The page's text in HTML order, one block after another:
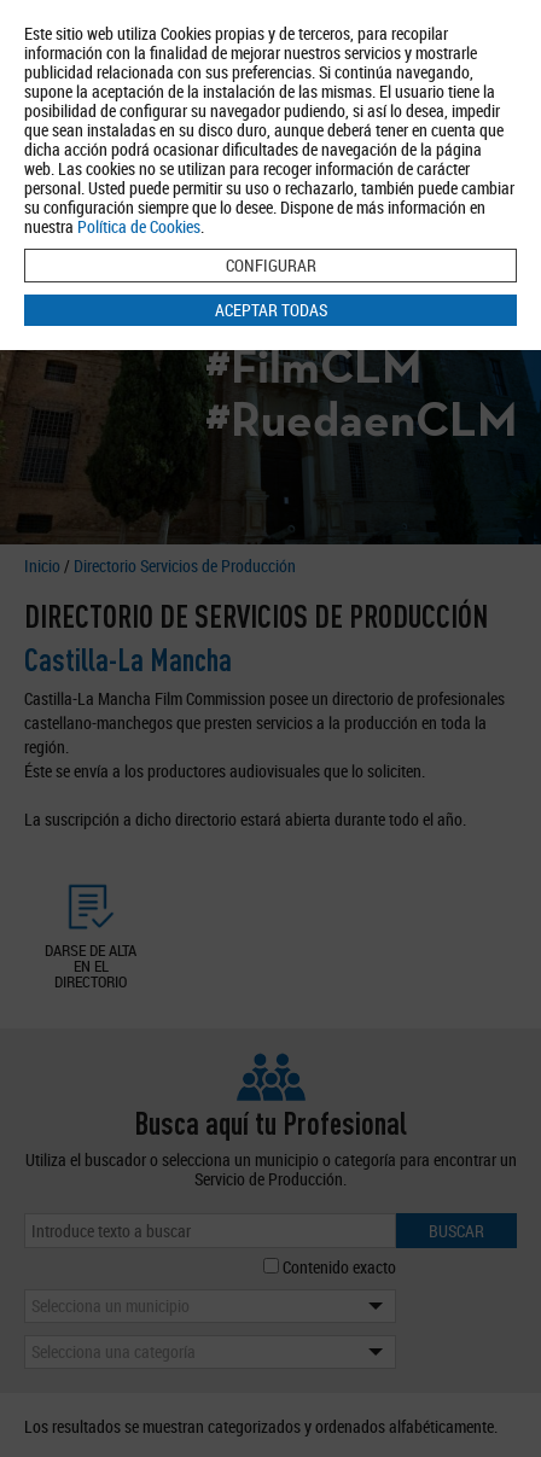
Este sitio web utiliza Cookies propias y de terceros, para recopilar
información con la finalidad de mejorar nuestros servicios y mostrarle
publicidad relacionada con sus preferencias. Si continúa navegando,
supone la aceptación de la instalación de las mismas. El usuario tiene la
posibilidad de configurar su navegador pudiendo, si así lo desea, impedir
que sean instaladas en su disco duro, aunque deberá tener en cuenta que
dicha acción podrá ocasionar dificultades de navegación de la página
web. Las cookies no se utilizan para recoger información de carácter
personal. Usted puede permitir su uso o rechazarlo, también puede cambiar
su configuración siempre que lo desee. Dispone de más información en
nuestra Política de Cookies.
CONFIGURAR
ACEPTAR TODAS
Quiénes somos Turismo Política de Privacidad Aviso Legal
Política de Cookies
BUSCAR
#FilmCLM
#RuedaenCLM
Inicio / Directorio Servicios de Producción
DIRECTORIO DE SERVICIOS DE PRODUCCIÓN
Castilla-La Mancha
Castilla-La Mancha Film Commission posee un directorio de profesionales
castellano-manchegos que presten servicios a la producción en toda la
región.
Éste se envía a los productores audiovisuales que lo soliciten.
La suscripción a dicho directorio estará abierta durante todo el año.
DARSE DE ALTA
EN EL
DIRECTORIO
Busca aquí tu Profesional
Utiliza el buscador o selecciona un municipio o categoría para encontrar un
Servicio de Producción.
BUSCAR
Contenido exacto
Selecciona un municipio
Selecciona una categoría
Los resultados se muestran categorizados y ordenados alfabéticamente.